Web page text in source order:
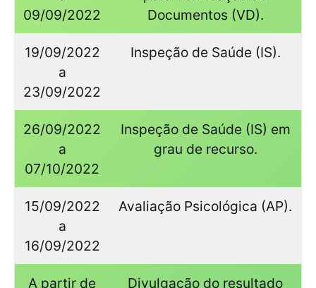
09/09/2022
Documentos (VD).
19/09/2022
a
23/09/2022
Inspeção de Saúde (IS).
26/09/2022
a
07/10/2022
Inspeção de Saúde (IS) em
grau de recurso.
15/09/2022
a
16/09/2022
Avaliação Psicológica (AP).
A partir de
Divulgação do resultado